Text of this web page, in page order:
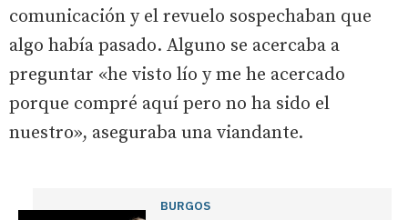
comunicación y el revuelo sospechaban que
algo había pasado. Alguno se acercaba a
preguntar «he visto lío y me he acercado
porque compré aquí pero no ha sido el
nuestro», aseguraba una viandante.
BURGOS